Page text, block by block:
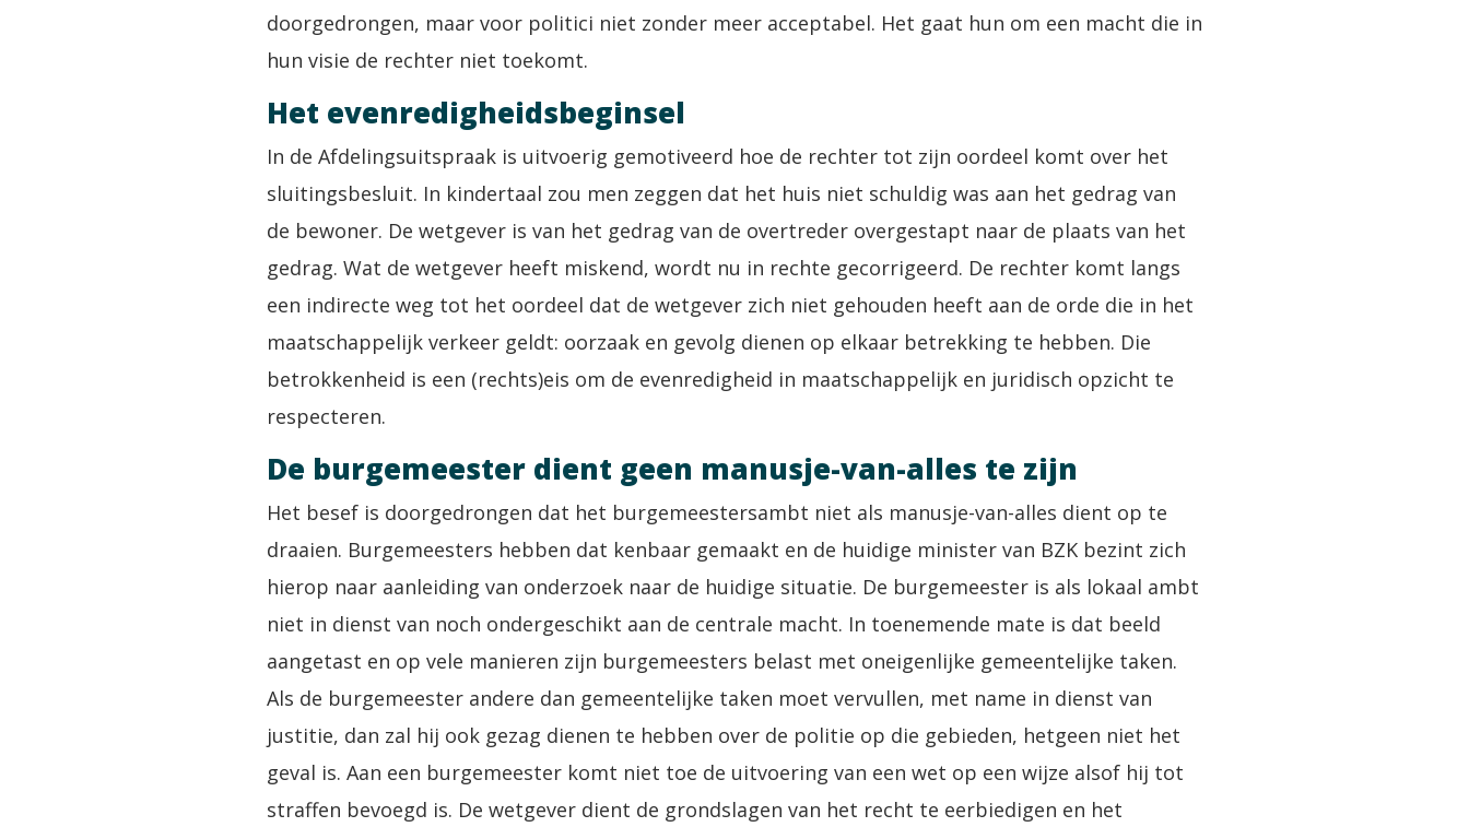
doorgedrongen, maar voor politici niet zonder meer acceptabel. Het gaat hun om een macht die in
hun visie de rechter niet toekomt.
Het evenredigheidsbeginsel
In de Afdelingsuitspraak is uitvoerig gemotiveerd hoe de rechter tot zijn oordeel komt over het
sluitingsbesluit. In kindertaal zou men zeggen dat het huis niet schuldig was aan het gedrag van
de bewoner. De wetgever is van het gedrag van de overtreder overgestapt naar de plaats van het
gedrag. Wat de wetgever heeft miskend, wordt nu in rechte gecorrigeerd. De rechter komt langs
een indirecte weg tot het oordeel dat de wetgever zich niet gehouden heeft aan de orde die in het
maatschappelijk verkeer geldt: oorzaak en gevolg dienen op elkaar betrekking te hebben. Die
betrokkenheid is een (rechts)eis om de evenredigheid in maatschappelijk en juridisch opzicht te
respecteren.
De burgemeester dient geen manusje-van-alles te zijn
Het besef is doorgedrongen dat het burgemeestersambt niet als manusje-van-alles dient op te
draaien. Burgemeesters hebben dat kenbaar gemaakt en de huidige minister van BZK bezint zich
hierop naar aanleiding van onderzoek naar de huidige situatie. De burgemeester is als lokaal ambt
niet in dienst van noch ondergeschikt aan de centrale macht. In toenemende mate is dat beeld
aangetast en op vele manieren zijn burgemeesters belast met oneigenlijke gemeentelijke taken.
Als de burgemeester andere dan gemeentelijke taken moet vervullen, met name in dienst van
justitie, dan zal hij ook gezag dienen te hebben over de politie op die gebieden, hetgeen niet het
geval is. Aan een burgemeester komt niet toe de uitvoering van een wet op een wijze alsof hij tot
straffen bevoegd is. De wetgever dient de grondslagen van het recht te eerbiedigen en het